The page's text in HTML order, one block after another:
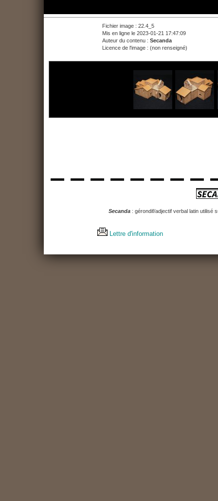
Fichier image : 22.4_5
Mis en ligne le 2023-01-21 17:47:09
Auteur du contenu : Secanda
Licence de l'image : (non renseigné)
Secanda: gérondif/adjectif verbal latin utilisé
Lettre d'information